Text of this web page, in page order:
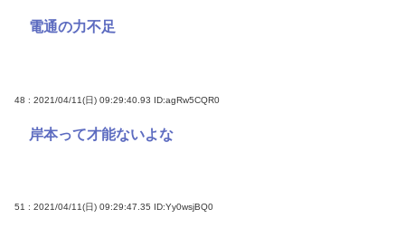
電通の力不足
48 : 2021/04/11(日) 09:29:40.93 ID:agRw5CQR0
岸本って才能ないよな
51 : 2021/04/11(日) 09:29:47.35 ID:Yy0wsjBQ0